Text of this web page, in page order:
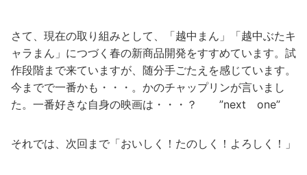
さて、現在の取り組みとして、「越中まん」「越中ぶたキ
ャラまん」につづく春の新商品開発をすすめています。試
作段階まで来ていますが、随分手ごたえを感じています。
今までで一番かも・・・。かのチャップリンが言いまし
た。一番好きな自身の映画は・・・？ ”next one”
それでは、次回まで「おいしく！たのしく！よろしく！」